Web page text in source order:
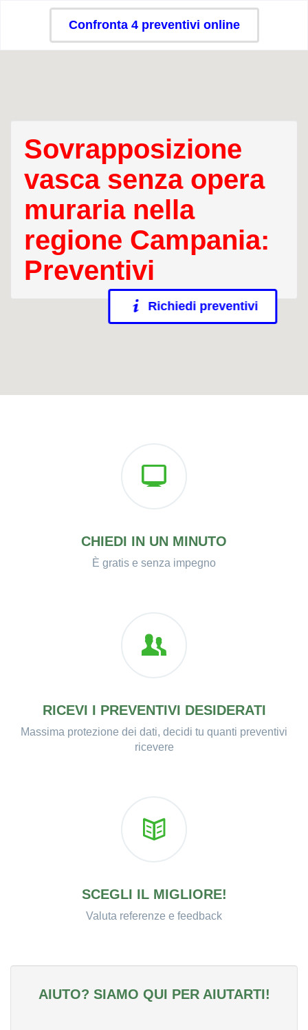
Confronta 4 preventivi online
Sovrapposizione
vasca senza opera
muraria nella
regione Campania:
Preventivi
Richiedi preventivi
CHIEDI IN UN MINUTO
È gratis e senza impegno
RICEVI I PREVENTIVI DESIDERATI
Massima protezione dei dati, decidi tu quanti preventivi
ricevere
SCEGLI IL MIGLIORE!
Valuta referenze e feedback
AIUTO? SIAMO QUI PER AIUTARTI!